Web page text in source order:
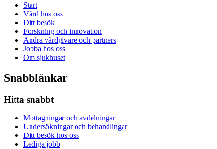
Start
Vård hos oss
Ditt besök
Forskning och innovation
Andra vårdgivare och partners
Jobba hos oss
Om sjukhuset
Snabblänkar
Hitta snabbt
Mottagningar och avdelningar
Undersökningar och behandlingar
Ditt besök hos oss
Lediga jobb